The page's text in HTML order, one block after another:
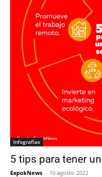
Infografías
5 tips para tener
ExpokNews - 10 agosto 2022